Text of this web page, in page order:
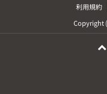
利用規約
Copyright